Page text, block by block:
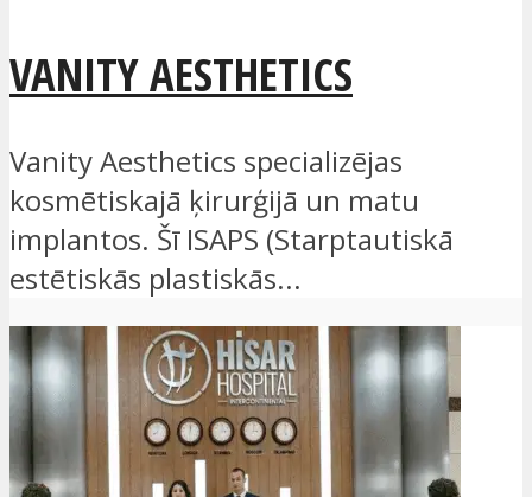
VANITY AESTHETICS
Vanity Aesthetics specializējas
kosmētiskajā ķirurģijā un matu
implantos. Šī ISAPS (Starptautiskā
estētiskās plastiskās...